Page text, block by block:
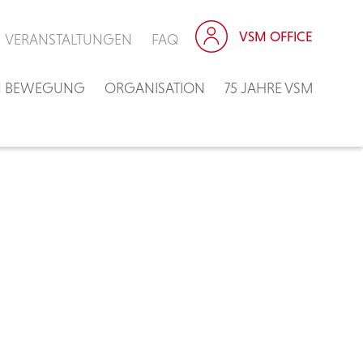
BEWEGUNG ORGANISATION 75 JAHRE VSM
VERANSTALTUNGEN FAQ VSM OFFICE